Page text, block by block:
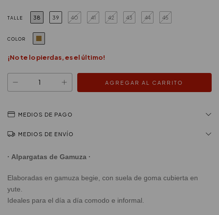
TALLE 38 39 40 41 42 43 44 45
COLOR
¡No te lo pierdas, es el último!
MEDIOS DE PAGO
MEDIOS DE ENVÍO
· Alpargatas de Gamuza ·
Elaboradas en gamuza begie, con suela de goma cubierta en
yute.
Ideales para el día a día comodo e informal.